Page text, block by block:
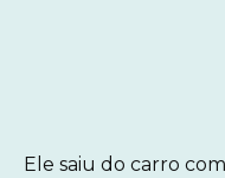
Ele saiu do carro